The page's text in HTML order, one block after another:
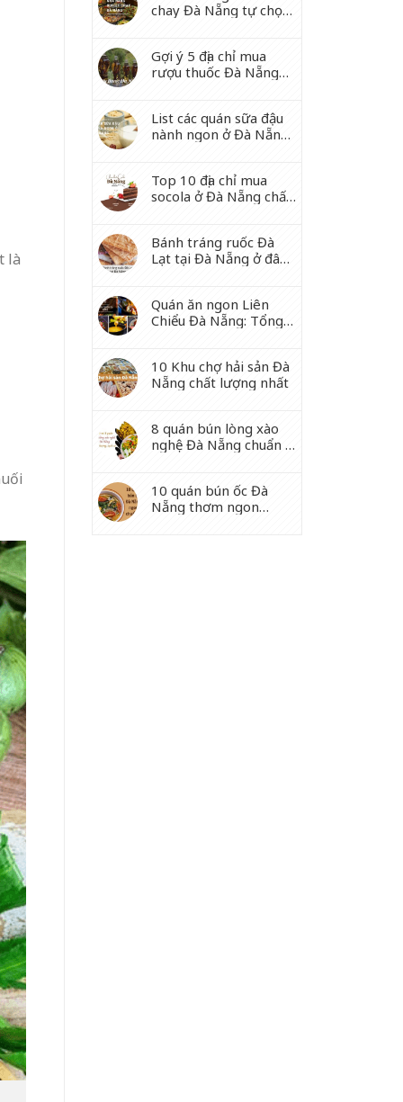
là
chay Đà Nẵng tự chọn
Gợi ý 5 địa chỉ mua
rượu thuốc Đà Nẵng
List các quán sữa đậu
nành ngon ở Đà Nẵng
Top 10 địa chỉ mua
socola ở Đà Nẵng chất
Bánh tráng ruốc Đà
Lạt tại Đà Nẵng ở đâu
Quán ăn ngon Liên
Chiểu Đà Nẵng: Tổng
10 Khu chợ hải sản Đà
Nẵng chất lượng nhất
8 quán bún lòng xào
nghệ Đà Nẵng chuẩn vị
10 quán bún ốc Đà
Nẵng thơm ngon